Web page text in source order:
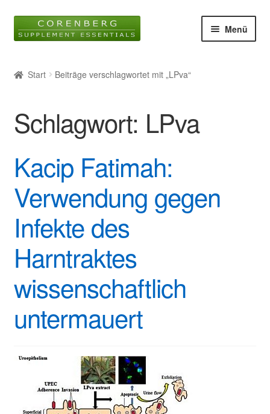
Navigation
Inhalt
Menü
Blog
Glossar
Kontakt
Über uns
Start Beiträge verschlagwortet mit „LPva“
Schlagwort: LPva
Kacip Fatimah:
Verwendung gegen
Infekte des
Harntraktes
wissenschaftlich
untermauert